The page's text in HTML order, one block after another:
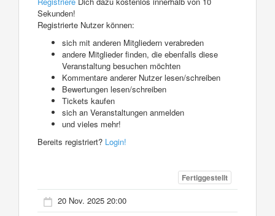
Sekunden!
Registrierte Nutzer können:
sich mit anderen Mitgliedern verabreden
andere Mitglieder finden, die ebenfalls diese
Veranstaltung besuchen möchten
Kommentare anderer Nutzer lesen/schreiben
Bewertungen lesen/schreiben
Tickets kaufen
sich an Veranstaltungen anmelden
und vieles mehr!
Bereits registriert? Login!
Fertiggestellt
20 Nov. 2025 20:00